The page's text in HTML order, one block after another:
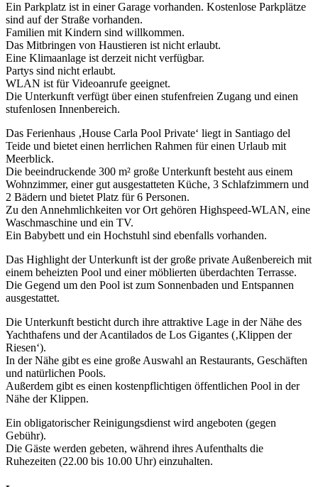
Ein Parkplatz ist in einer Garage vorhanden. Kostenlose Parkplätze
sind auf der Straße vorhanden.
Familien mit Kindern sind willkommen.
Das Mitbringen von Haustieren ist nicht erlaubt.
Eine Klimaanlage ist derzeit nicht verfügbar.
Partys sind nicht erlaubt.
WLAN ist für Videoanrufe geeignet.
Die Unterkunft verfügt über einen stufenfreien Zugang und einen
stufenlosen Innenbereich.
Das Ferienhaus ‚House Carla Pool Private‘ liegt in Santiago del
Teide und bietet einen herrlichen Rahmen für einen Urlaub mit
Meerblick.
Die beeindruckende 300 m² große Unterkunft besteht aus einem
Wohnzimmer, einer gut ausgestatteten Küche, 3 Schlafzimmern und
2 Bädern und bietet Platz für 6 Personen.
Zu den Annehmlichkeiten vor Ort gehören Highspeed-WLAN, eine
Waschmaschine und ein TV.
Ein Babybett und ein Hochstuhl sind ebenfalls vorhanden.
Das Highlight der Unterkunft ist der große private Außenbereich mit
einem beheizten Pool und einer möblierten überdachten Terrasse.
Die Gegend um den Pool ist zum Sonnenbaden und Entspannen
ausgestattet.
Die Unterkunft besticht durch ihre attraktive Lage in der Nähe des
Yachthafens und der Acantilados de Los Gigantes (‚Klippen der
Riesen‘).
In der Nähe gibt es eine große Auswahl an Restaurants, Geschäften
und natürlichen Pools.
Außerdem gibt es einen kostenpflichtigen öffentlichen Pool in der
Nähe der Klippen.
Ein obligatorischer Reinigungsdienst wird angeboten (gegen
Gebühr).
Die Gäste werden gebeten, während ihres Aufenthalts die
Ruhezeiten (22.00 bis 10.00 Uhr) einzuhalten.